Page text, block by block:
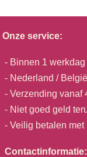
Onze service:
- Binnen 1
- Nederland / België
- Verzending vanaf
- Niet goed geld
- Veilig betalen met
Contactinformatie: